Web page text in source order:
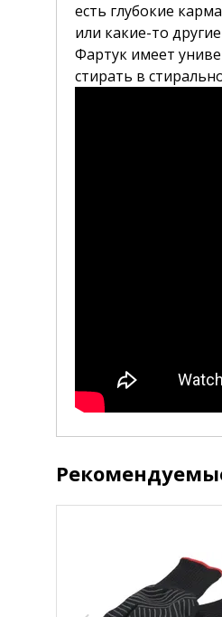
есть глубокие
или какие-то
Фартук имеет
стирать в